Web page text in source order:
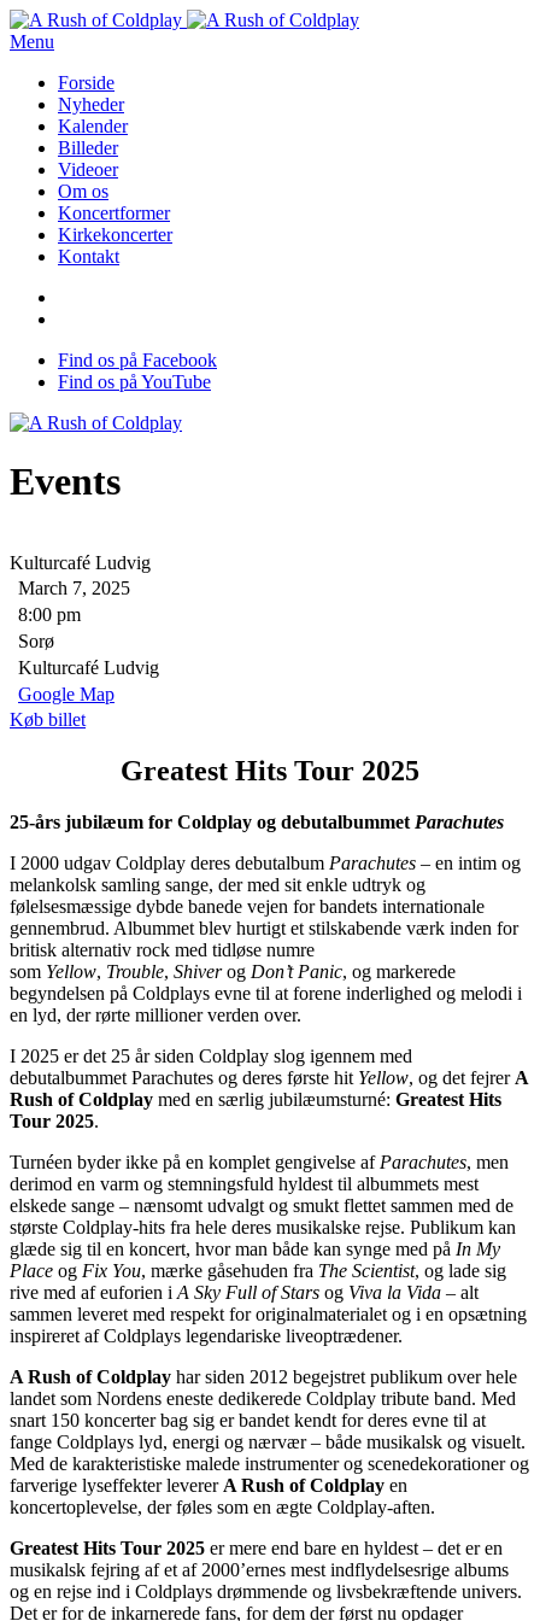
Menu
Forside
Nyheder
Kalender
Billeder
Videoer
Om os
Koncertformer
Kirkekoncerter
Kontakt
Find os på Facebook
Find os på YouTube
Events
Kulturcafé Ludvig
March 7, 2025
8:00 pm
Sorø
Kulturcafé Ludvig
Google Map
Køb billet
Greatest Hits Tour 2025
25-års jubilæum for Coldplay og debutalbummet Parachutes
I 2000 udgav Coldplay deres debutalbum Parachutes – en intim og
melankolsk samling sange, der med sit enkle udtryk og
følelsesmæssige dybde banede vejen for bandets internationale
gennembrud. Albummet blev hurtigt et stilskabende værk inden for
britisk alternativ rock med tidløse numre
som Yellow, Trouble, Shiverog Don’t Panic, og markerede
begyndelsen på Coldplays evne til at forene inderlighed og melodi i
en lyd, der rørte millioner verden over.
I 2025 er det 25 år siden Coldplay slog igennem med
debutalbummet Parachutes og deres første hit Yellow, og det fejrer A
Rush of Coldplay med en særlig jubilæumsturné: Greatest Hits
Tour 2025.
Turnéen byder ikke på en komplet gengivelse af Parachutes, men
derimod en varm og stemningsfuld hyldest til albummets mest
elskede sange – nænsomt udvalgt og smukt flettet sammen med de
største Coldplay-hits fra hele deres musikalske rejse. Publikum kan
glæde sig til en koncert, hvor man både kan synge med på In My
Place og Fix You, mærke gåsehuden fra The Scientist, og lade sig
rive med af euforien i A Sky Full of Stars og Viva la Vida – alt
sammen leveret med respekt for originalmaterialet og i en opsætning
inspireret af Coldplays legendariske liveoptrædener.
A Rush of Coldplay har siden 2012 begejstret publikum over hele
landet som Nordens eneste dedikerede Coldplay tribute band. Med
snart 150 koncerter bag sig er bandet kendt for deres evne til at
fange Coldplays lyd, energi og nærvær – både musikalsk og visuelt.
Med de karakteristiske malede instrumenter og scenedekorationer og
farverige lyseffekter leverer A Rush of Coldplay en
koncertoplevelse, der føles som en ægte Coldplay-aften.
Greatest Hits Tour 2025 er mere end bare en hyldest – det er en
musikalsk fejring af et af 2000’ernes mest indflydelsesrige albums
og en rejse ind i Coldplays drømmende og livsbekræftende univers.
Det er for de inkarnerede fans, for dem der først nu opdager